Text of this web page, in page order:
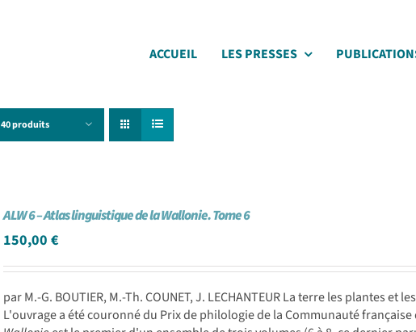
ACCUEIL LES PRESSES
40 produits
ALW 6 – Atlas linguistique de la Wallonie. Tome 6
150,00€
par M.-G. BOUTIER, M.-Th. COUNET, J. LECHANTEUR La terre les plantes
L'ouvrage a été couronné du Prix de philologie de la Communauté